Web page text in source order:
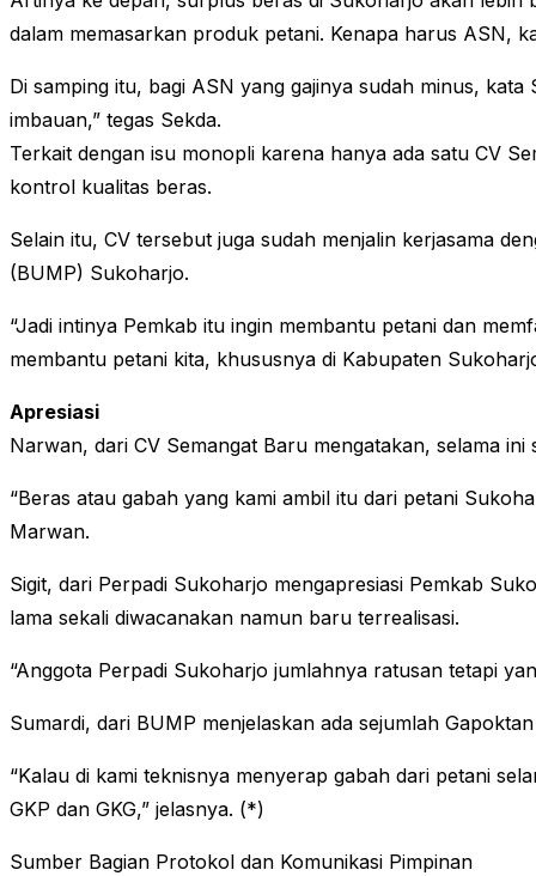
dalam memasarkan produk petani. Kenapa harus ASN,
Di samping itu, bagi ASN yang gajinya sudah minus,
imbauan,” tegas Sekda.
Terkait dengan isu monopli karena hanya ada satu CV
kontrol kualitas beras.
Selain itu, CV tersebut juga sudah menjalin kerjasama
(BUMP) Sukoharjo.
“Jadi intinya Pemkab itu ingin membantu petani dan
membantu petani kita, khususnya di Kabupaten
Apresiasi
Narwan, dari CV Semangat Baru mengatakan, selama
“Beras atau gabah yang kami ambil itu dari petani
Marwan.
Sigit, dari Perpadi Sukoharjo mengapresiasi Pemkab
lama sekali diwacanakan namun baru terrealisasi.
“Anggota Perpadi Sukoharjo jumlahnya ratusan tetapi
Sumardi, dari BUMP menjelaskan ada sejumlah
“Kalau di kami teknisnya menyerap gabah dari petani
GKP dan GKG,” jelasnya. (*)
Sumber Bagian Protokol dan Komunikasi Pimpinan